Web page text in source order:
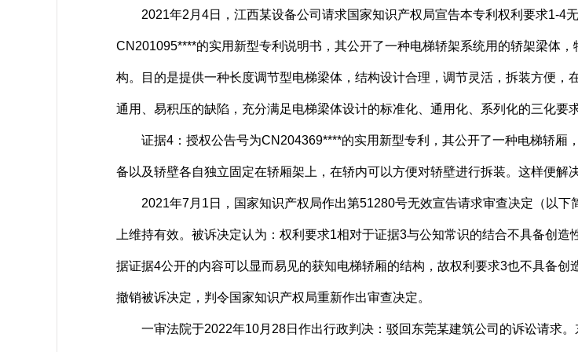
2021年2月4日，江西某设备公司请求国家知识产权局宣告本专利权利要求1-4
CN201095****的实用新型专利说明书，其公开了一种电梯轿架系统用的轿架梁体
构。目的是提供一种长度调节型电梯梁体，结构设计合理，调节灵活，拆装方便
通用、易积压的缺陷，充分满足电梯梁体设计的标准化、通用化、系列化的三化要求
证据4：授权公告号为CN204369****的实用新型专利，其公开了一种电梯轿厢
备以及轿壁各自独立固定在轿厢架上，在轿内可以方便对轿壁进行拆装。这样便解
2021年7月1日，国家知识产权局作出第51280号无效宣告请求审查决定（以下
上维持有效。被诉决定认为：权利要求1相对于证据3与公知常识的结合不具备创
据证据4公开的内容可以显而易见的获知电梯轿厢的结构，故权利要求3也不具备
撤销被诉决定，判令国家知识产权局重新作出审查决定。
一审法院于2022年10月28日作出行政判决：驳回东莞某建筑公司的诉讼请求。